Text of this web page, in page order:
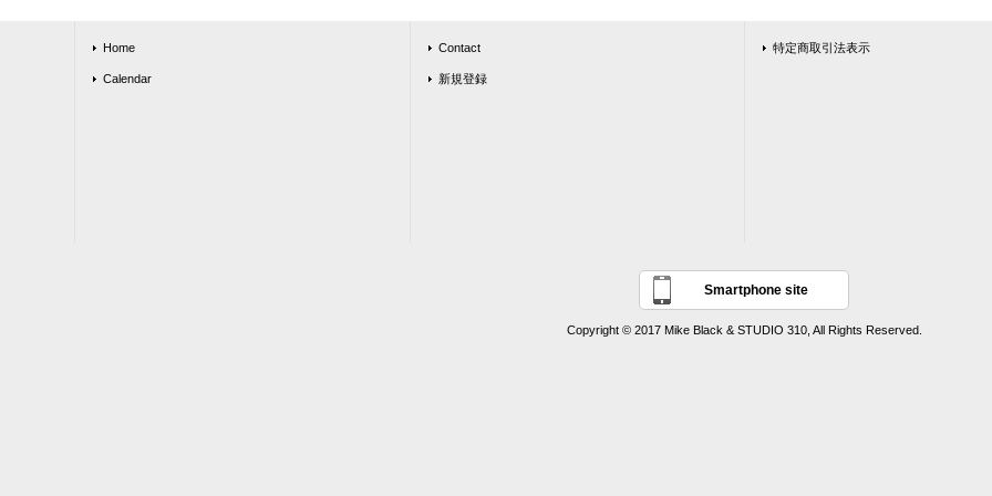
Home
Calendar
Contact
新規登録
特定商取引法表示
Smartphone site
Copyright © 2017 Mike Black & STUDIO 310, All Rights Reserved.